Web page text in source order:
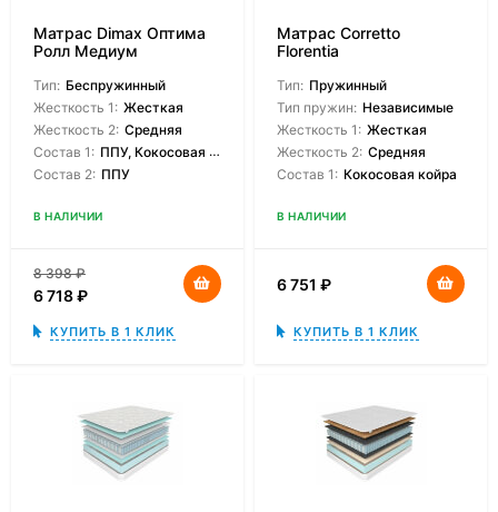
Матрас Dimax Оптима
Ролл Медиум
Тип: Беспружинный
Жесткость 1: Жесткая
Жесткость 2: Средняя
Состав 1: ППУ, Кокосовая койра
Состав 2: ППУ
В НАЛИЧИИ
8 398₽
6 718₽
КУПИТЬ В 1 КЛИК
Матрас Corretto
Florentia
Тип: Пружинный
Тип пружин: Независимые
Жесткость 1: Жесткая
Жесткость 2: Средняя
Состав 1: Кокосовая койра
В НАЛИЧИИ
6 751 ₽
КУПИТЬ В 1 КЛИК